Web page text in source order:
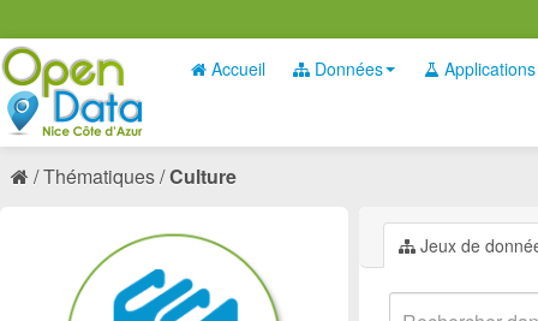
Accueil Données Applications
Thématiques Culture
Jeux de